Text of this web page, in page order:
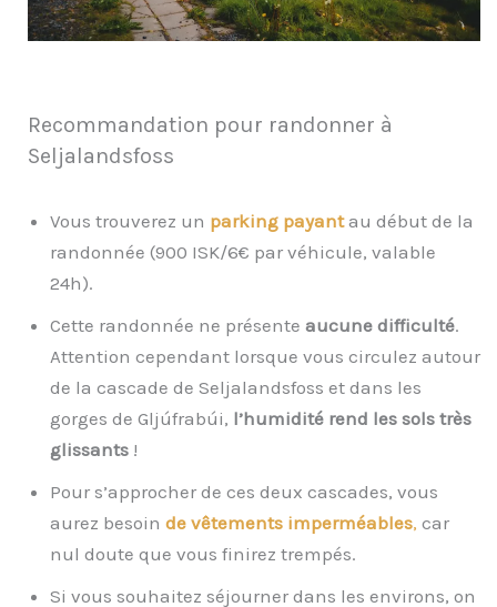
Recommandation pour randonner à
Seljalandsfoss
Vous trouverez un parking payantau début de la
randonnée (900 ISK/6€ par véhicule, valable
24h).
Cette randonnée ne présente aucune difficulté.
Attention cependant lorsque vous circulez autour
de la cascade de Seljalandsfoss et dans les
gorges de Gljúfrabúi, l’humidité rend les sols très
glissants !
Pour s’approcher de ces deux cascades, vous
aurez besoin de vêtements imperméables, car
nul doute que vous finirez trempés.
Si vous souhaitez séjourner dans les environs, on